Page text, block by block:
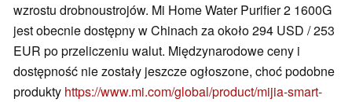
wzrostu drobnoustrojów. Mi Home Water Purifier 2 1600G
jest obecnie dostępny w Chinach za około 294 USD / 253
EUR po przeliczeniu walut. Międzynarodowe ceny i
dostępność nie zostały jeszcze ogłoszone, choć podobne
produkty https://www.mi.com/global/product/mijia-smart-